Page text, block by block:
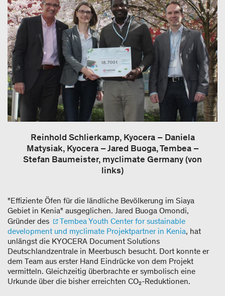
Reinhold Schlierkamp, Kyocera – Daniela
Matysiak, Kyocera – Jared Buoga, Tembea –
Stefan Baumeister, myclimate Germany (von
links)
"Effiziente Öfen für die ländliche Bevölkerung im Siaya
Gebiet in Kenia" ausgeglichen. Jared Buoga Omondi,
Gründer des
Tembea Youth Center for sustainable
development und myclimate Projektpartner in Kenia, hat
unlängst die KYOCERA Document Solutions
Deutschlandzentrale in Meerbusch besucht. Dort konnte er
dem Team aus erster Hand Eindrücke von dem Projekt
vermitteln. Gleichzeitig überbrachte er symbolisch eine
Urkunde über die bisher erreichten CO₂-Reduktionen.